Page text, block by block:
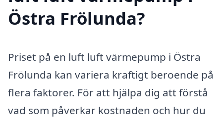
Östra Frölunda?
Priset på en luft luft värmepump i Östra
Frölunda kan variera kraftigt beroende på
flera faktorer. För att hjälpa dig att förstå
vad som påverkar kostnaden och hur du